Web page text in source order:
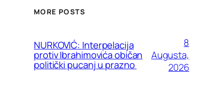
MORE POSTS
NURKOVIĆ: Interpelacija
protiv Ibrahimovića običan
politički pucanj u prazno
8
Augusta,
2026